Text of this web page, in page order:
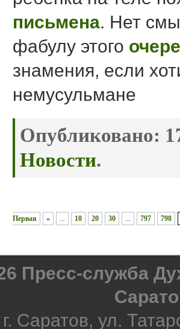
письмена. Нет
фабулу этого
знамения, если
немусульмане
Опубликовано:
Новости.
Первая « ... 10 20 30 ... 797 798
Пресс-служба
Саратов, ул.